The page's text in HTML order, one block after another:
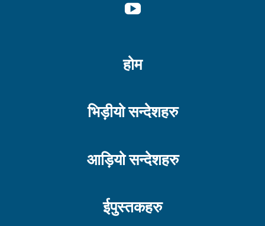
होम
भिड़ीयो सन्देशहरु
आड़ियो सन्देशहरु
ईपुस्तकहरु